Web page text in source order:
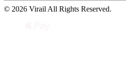
© 2026 Virail All Rights Reserved.